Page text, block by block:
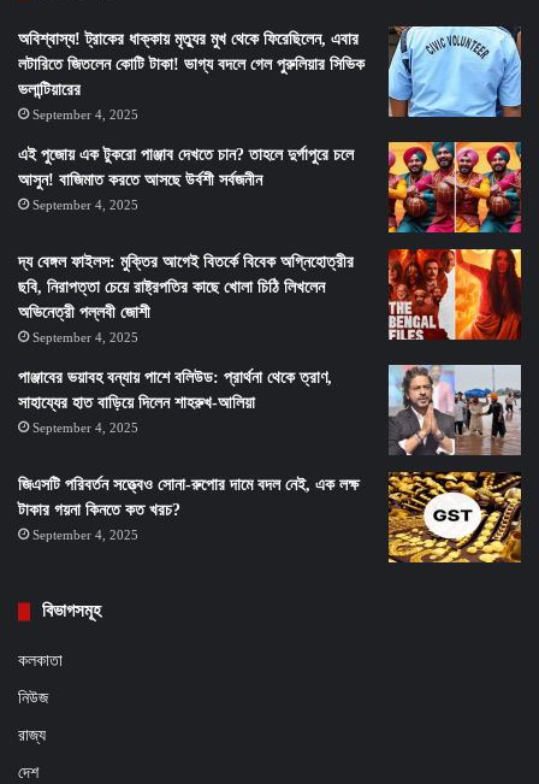
অবিশ্বাস্য! ট্রাকের ধাক্কায় মৃত্যুর মুখ থেকে ফিরেছিলেন, এবার
লটারিতে জিতলেন কোটি টাকা! ভাগ্য বদলে গেল পুরুলিয়ার সিভিক
ভলান্টিয়ারের
September 4, 2025
এই পুজোয় এক টুকরো পাঞ্জাব দেখতে চান? তাহলে দুর্গাপুরে চলে
আসুন! বাজিমাত করতে আসছে উর্বশী সর্বজনীন
September 4, 2025
দ্য বেঙ্গল ফাইলস: মুক্তির আগেই বিতর্কে বিবেক অগ্নিহোত্রীর
ছবি, নিরাপত্তা চেয়ে রাষ্ট্রপতির কাছে খোলা চিঠি লিখলেন
অভিনেত্রী পল্লবী জোশী
September 4, 2025
পাঞ্জাবের ভয়াবহ বন্যায় পাশে বলিউড: প্রার্থনা থেকে ত্রাণ,
সাহায্যের হাত বাড়িয়ে দিলেন শাহরুখ-আলিয়া
September 4, 2025
জিএসটি পরিবর্তন সত্ত্বেও সোনা-রুপোর দামে বদল নেই, এক লক্ষ
টাকার গয়না কিনতে কত খরচ?
September 4, 2025
বিভাগসমূহ
কলকাতা
নিউজ
রাজ্য
দেশ